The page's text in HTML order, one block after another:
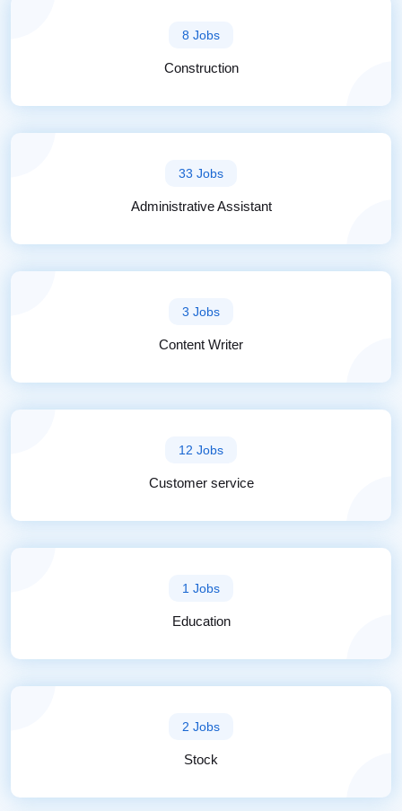
8 Jobs
Construction
33 Jobs
Administrative Assistant
3 Jobs
Content Writer
12 Jobs
Customer service
1 Jobs
Education
2 Jobs
Stock